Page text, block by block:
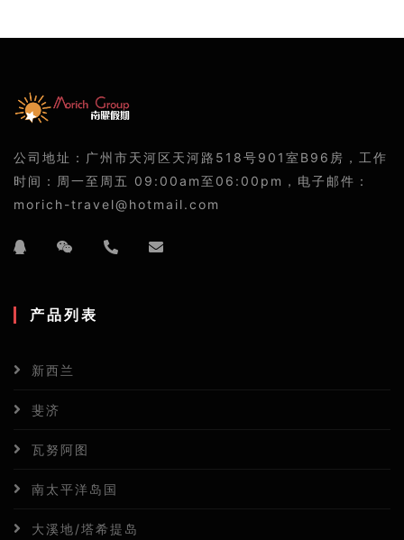
公司地址：广州市天河区天河路518号901室B96房，工作
时间：周一至周五 09:00am至06:00pm，电子邮件：
morich-travel@hotmail.com
产品列表
新西兰
斐济
瓦努阿图
南太平洋岛国
大溪地/塔希提岛